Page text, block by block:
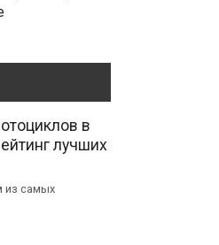
в
лучших
из самых